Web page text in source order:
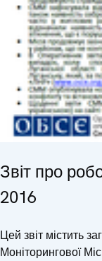
Звіт про
2016
Цей звіт містить
Моніторингової